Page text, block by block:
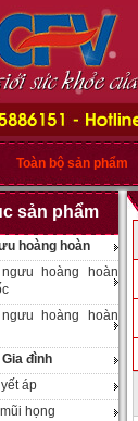
Toàn bộ sản phẩm
sản phẩm
hoàng hoàn
hoàng hoàn
hoàng hoàn
đình
áp
họng